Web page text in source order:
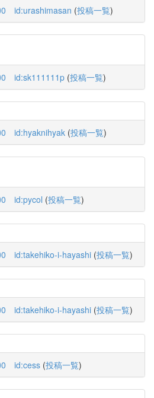
id:urashimasan (投稿一覧)
id:sk111111p (投稿一覧)
id:hyaknihyak (投稿一覧)
id:pycol (投稿一覧)
id:takehiko-i-hayashi (投稿一覧)
id:takehiko-i-hayashi (投稿一覧)
id:cess (投稿一覧)